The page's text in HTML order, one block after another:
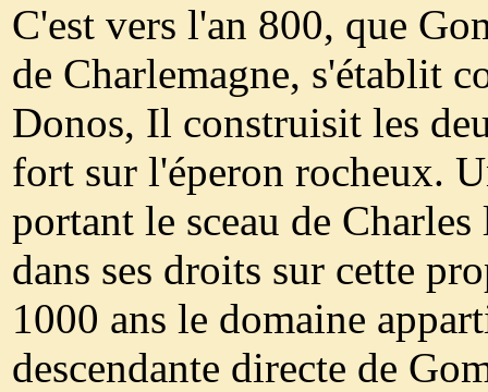
C'est vers l'an 800, que
de Charlemagne, s'établit
Donos, Il construisit les
fort sur l'éperon rocheux.
portant le sceau de
dans ses droits sur cette
1000 ans le domaine
descendante directe de